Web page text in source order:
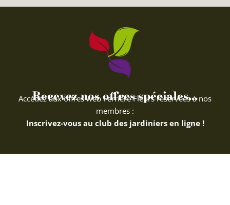
Recevez nos offres spéciales...
Accédez aux offres web Ferriere Fleurs réservées à nos
membres :
Inscrivez-vous au club des jardiniers en ligne !